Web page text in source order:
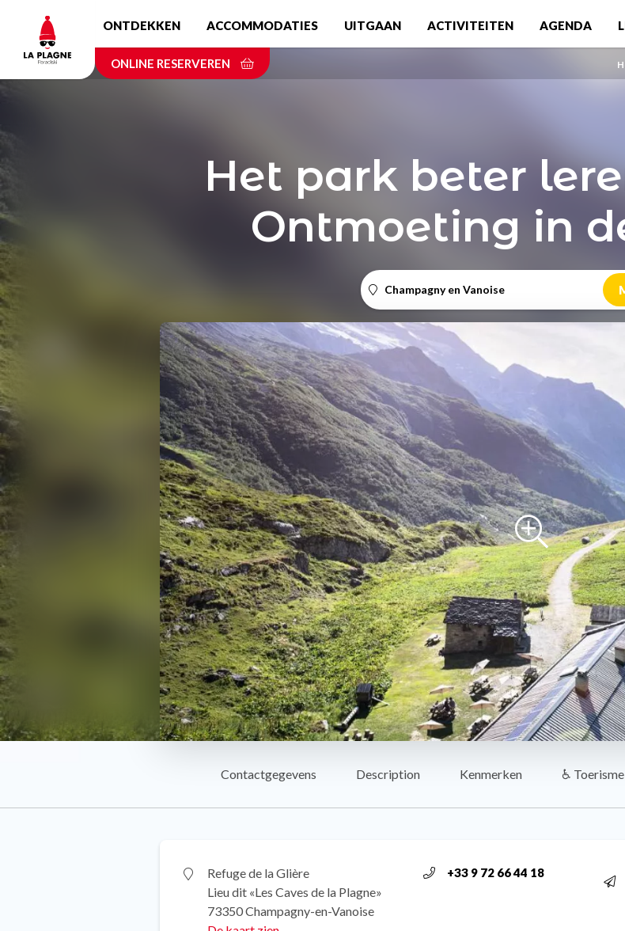
content
ONTDEKKEN ACCOMMODATIES UITGAAN ACTIVITEITEN AGENDA
ONLINE RESERVEREN
Het park beter
Ontmoeting in
Champagny en Vanoise
Contactgegevens Description Kenmerken ♿
Refuge de la Glière
Lieu dit «Les Caves de la Plagne»
73350 Champagny-en-Vanoise
+33 9 72 66 44 18